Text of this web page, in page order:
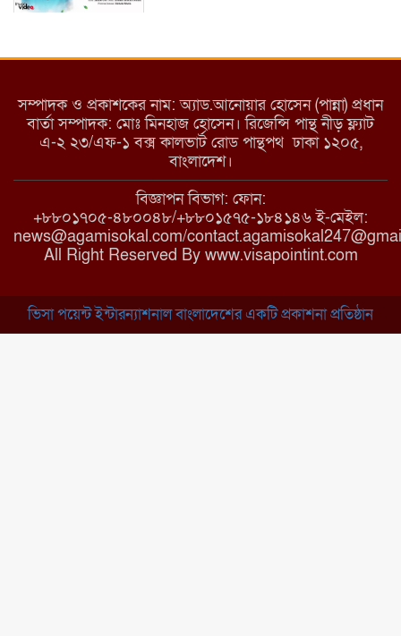
মরণ নেশা
মাধবপুরে কমিউনিটি ক্লিনিকে
অনিয়মের অভিযোগ
রাজবাড়ী: বালিয়াকান্দিতে কিশোরীর
ঝুলন্ত মরদেহ উদ্ধার
সম্পাদক ও প্রকাশকের নাম: অ্যাড.আনোয়ার হোসেন (পান্না) প্রধান
বার্তা সম্পাদক: মোঃ মিনহাজ হোসেন। রিজেন্সি পান্থ নীড় ফ্ল্যাট
এ-২ ২৩/এফ-১ বক্স কালভার্ট রোড পান্থপথ ঢাকা ১২০৫,
বাংলাদেশ।
বিজ্ঞাপন বিভাগ: ফোন:
+৮৮০১৭০৫-৪৮০০৪৮/+৮৮০১৫৭৫-১৮৪১৪৬ ই-মেইল:
news@agamisokal.com/
All Right Reserved By www.visapointint.com
ভিসা পয়েন্ট ইন্টারন্যাশনাল বাংলাদেশের একটি প্রকাশনা প্রতিষ্ঠান